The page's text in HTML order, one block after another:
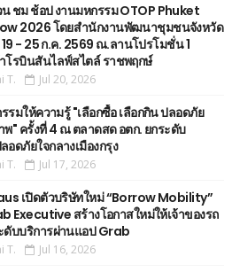
ชม ช้อป งานมหกรรม OTOP Phuket
2026 โดยสำนักงานพัฒนาชุมชนจังหวัด
19 - 25 ก.ค. 2569 ณ.ลานโปรโมชั่น 1
โรบินสันไลฟ์สไตล์ ราชพฤกษ์
T. Jul 20, 2026
รมให้ความรู้ "เลือกซื้อ เลือกกิน ปลอดภัย
พ" ครั้งที่ 4 ณ ตลาดสด อตก. ยกระดับ
ดภัยใจกลางเมืองกรุง
T. Jul 17, 2026
เปิดตัวบริษัทใหม่ “Borrow Mobility”
Executive สร้างโอกาสใหม่ให้เจ้าของรถ
ดับบริการผ่านแอป Grab
T. Jul 16, 2026